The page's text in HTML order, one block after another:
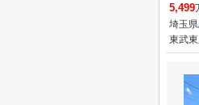
5,499
埼玉県
東武